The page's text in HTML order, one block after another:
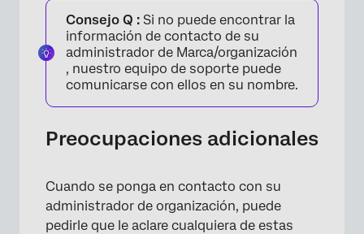
Consejo Q : Si no puede encontrar la
información de contacto de su
administrador de Marca/organización
, nuestro equipo de soporte puede
comunicarse con ellos en su nombre.
Preocupaciones adicionales
Cuando se ponga en contacto con su
administrador de organización, puede
pedirle que le aclare cualquiera de estas